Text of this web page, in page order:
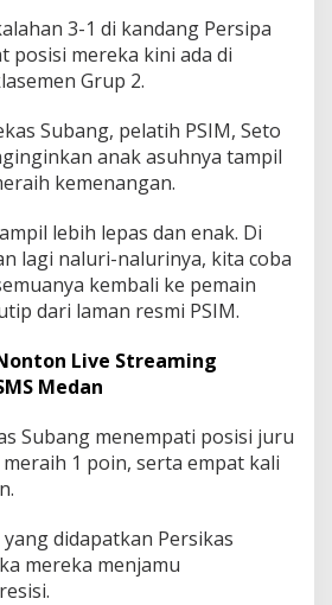
e
r
2
0
4
3-1 di kandang Persipa
posisi mereka kini ada di
Grup 2.
Subang, pelatih PSIM, Seto
anak asuhnya tampil
kemenangan.
lebih lepas dan enak. Di
lagi naluri-nalurinya, kita coba
kembali ke pemain
dari laman resmi PSIM.
Live Streaming
Medan
Subang menempati posisi juru
1 poin, serta empat kali
didapatkan Persikas
mereka menjamu